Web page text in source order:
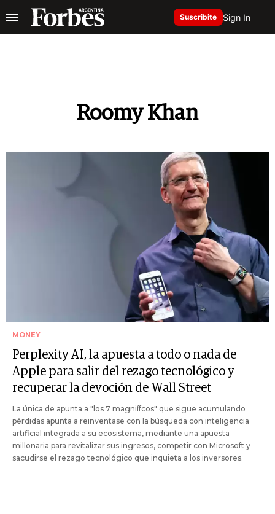
Suscribite Sign In
Roomy Khan
MONEY
Perplexity AI, la apuesta a todo o nada de
Apple para salir del rezago tecnológico y
recuperar la devoción de Wall Street
La única de apunta a "los 7 magniífcos" que sigue acumulando
pérdidas apunta a reinventase con la búsqueda con inteligencia
artificial integrada a su ecosistema, mediante una apuesta
millonaria para revitalizar sus ingresos, competir con Microsoft y
sacudirse el rezago tecnológico que inquieta a los inversores.